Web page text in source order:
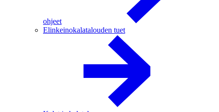
ohjeet
Elinkeinokalatalouden tuet